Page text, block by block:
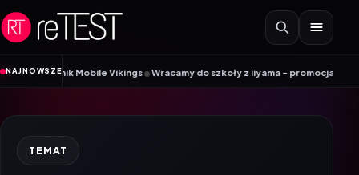
Przejdź do treści
NAJNOWSZE
Mobile Vikings•Wracamy do szkoły z iiyama – promocja Back to
TEMAT